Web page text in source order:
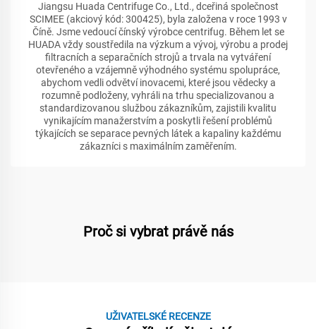
Jiangsu Huada Centrifuge Co., Ltd., dceřiná společnost
SCIMEE (akciový kód: 300425), byla založena v roce 1993 v
Číně. Jsme vedoucí čínský výrobce centrifug. Během let se
HUADA vždy soustředila na výzkum a vývoj, výrobu a prodej
filtracních a separačních strojů a trvala na vytváření
otevřeného a vzájemně výhodného systému spolupráce,
abychom vedli odvětví inovacemi, které jsou vědecky a
rozumně podloženy, vyhráli na trhu specializovanou a
standardizovanou službou zákazníkům, zajistili kvalitu
vynikajícím manažerstvím a poskytli řešení problémů
týkajících se separace pevných látek a kapaliny každému
zákazníci s maximálním zaměřením.
Proč si vybrat právě nás
UŽIVATELSKÉ RECENZE